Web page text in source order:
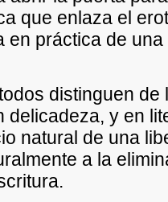
que enlaza el
en práctica de
distinguen
delicadeza, y en
natural de una
a la